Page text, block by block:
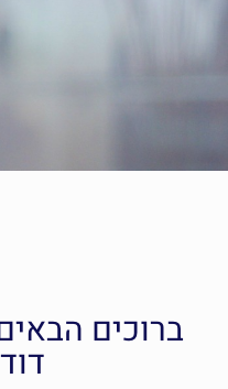
ברוכים